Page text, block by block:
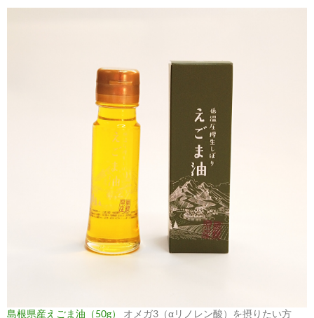
島根県産えごま油（50g）
オメガ3（αリノレン酸）を摂りたい方